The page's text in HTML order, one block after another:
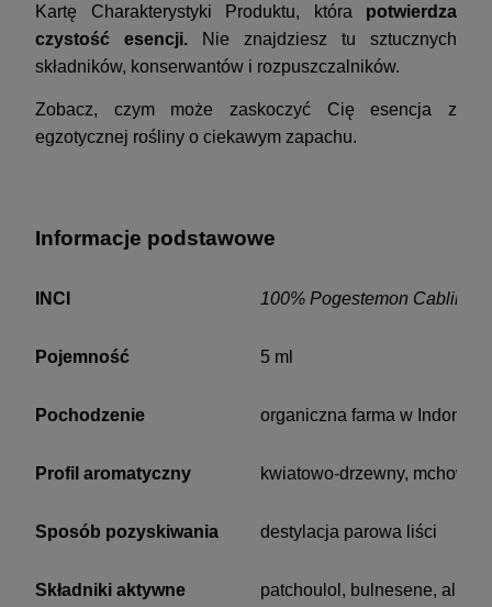
Kartę Charakterystyki Produktu, która potwierdza
czystość esencji. Nie znajdziesz tu sztucznych
składników, konserwantów i rozpuszczalników.
Zobacz, czym może zaskoczyć Cię esencja z
egzotycznej rośliny o ciekawym zapachu.
Informacje podstawowe
INCI 100% Pogestemon Cablin
Pojemność 5 ml
Pochodzenie organiczna farma w Indonezji
Profil aromatyczny kwiatowo-drzewny, mchowy,
Sposób pozyskiwania destylacja parowa liści
Składniki aktywne patchoulol, bulnesene,